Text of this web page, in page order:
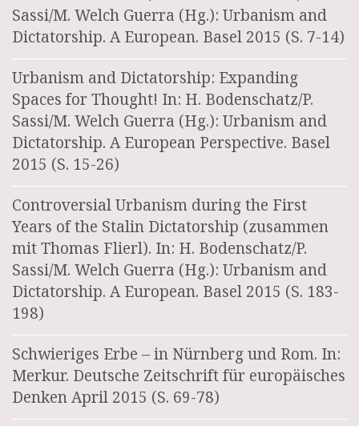
Sassi/M. Welch Guerra (Hg.): Urbanism and
Dictatorship. A European. Basel 2015 (S. 7-14)
Urbanism and Dictatorship: Expanding
Spaces for Thought! In: H. Bodenschatz/P.
Sassi/M. Welch Guerra (Hg.): Urbanism and
Dictatorship. A European Perspective. Basel
2015 (S. 15-26)
Controversial Urbanism during the First
Years of the Stalin Dictatorship (zusammen
mit Thomas Flierl). In: H. Bodenschatz/P.
Sassi/M. Welch Guerra (Hg.): Urbanism and
Dictatorship. A European. Basel 2015 (S. 183-
198)
Schwieriges Erbe – in Nürnberg und Rom. In:
Merkur. Deutsche Zeitschrift für europäisches
Denken April 2015 (S. 69-78)